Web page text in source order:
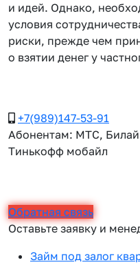
и идей. Однако,
условия
риски, прежде чем
о взятии денег у
+7(989)147-53-91
Абонентам: МТС,
Тинькофф мобайл
Обратная связь
Оставьте заявку и
Займ под залог